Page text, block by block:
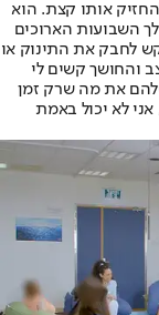
אותו קצת. הוא
השבועות הארוכים
לחבק את התינוק או
והחושך קשים לי
את מה שרק זמן
אני לא יכול באמת